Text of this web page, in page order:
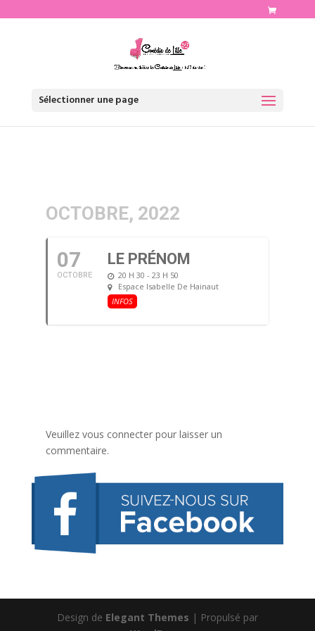
Sélectionner une page
OCTOBRE, 2022
07
OCTOBRE
LE PRÉNOM
20 H 30 - 23 H 50
Espace Isabelle De Hainaut
INFOS
Veuillez vous connecter pour laisser un
commentaire.
Design de Elegant Themes | Propulsé par